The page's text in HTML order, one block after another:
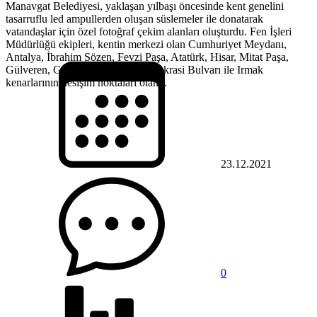
Manavgat Belediyesi, yaklaşan yılbaşı öncesinde kent genelini
tasarruflu led ampullerden oluşan süslemeler ile donatarak
vatandaşlar için özel fotoğraf çekim alanları oluşturdu. Fen İşleri
Müdürlüğü ekipleri, kentin merkezi olan Cumhuriyet Meydanı,
Antalya, İbrahim Sözen, Fevzi Paşa, Atatürk, Hisar, Mitat Paşa,
Gülveren, Güllük Caddeleri, Demokrasi Bulvarı ile Irmak
kenarlarının kesişim noktaları olan...
23.12.2021
0